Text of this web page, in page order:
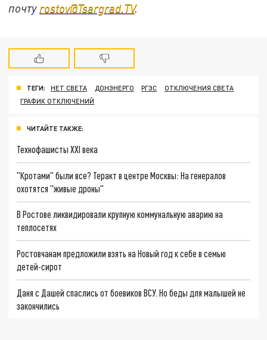
почту rostov@Tsargrad.ТV.
ТЕГИ: НЕТ СВЕТА ДОНЭНЕРГО РГЭС
ОТКЛЮЧЕНИЯ СВЕТА
ГРАФИК ОТКЛЮЧЕНИЙ
ЧИТАЙТЕ ТАКЖЕ:
Технофашисты XXI века
"Кротами" были все? Теракт в центре Москвы: На генералов
охотятся "живые дроны"
В Ростове ликвидировали крупную коммунальную аварию на
теплосетях
Ростовчанам предложили взять на Новый год к себе в семью
детей-сирот
Даня с Дашей спаслись от боевиков ВСУ. Но беды для малышей не
закончились